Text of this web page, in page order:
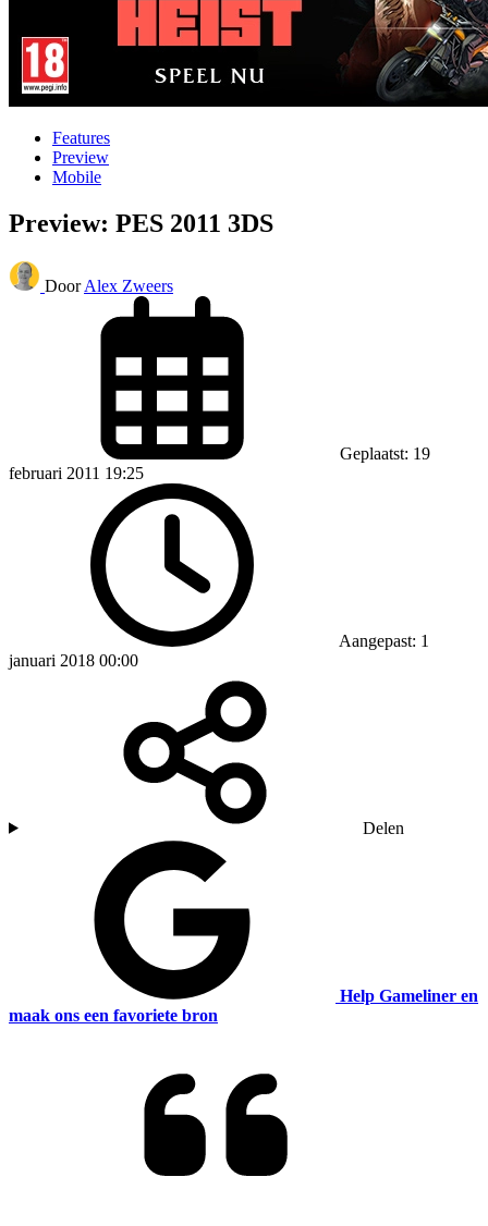
Features
Preview
Mobile
Preview: PES 2011 3DS
Door Alex Zweers
Geplaatst: 19
februari 2011 19:25
Aangepast: 1
januari 2018 00:00
Delen
Help Gameliner en
maak ons een favoriete bron